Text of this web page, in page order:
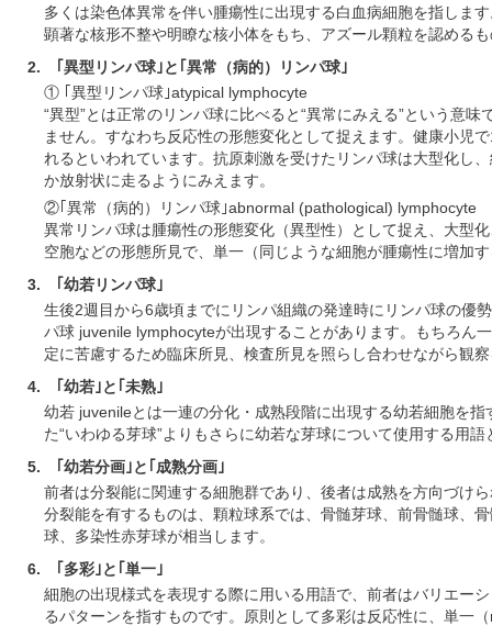
多くは染色体異常を伴い腫瘍性に出現する白血病細胞を指しま
顕著な核形不整や明瞭な核小体をもち、アズール顆粒を認める
2. ｢異型リンパ球｣と｢異常（病的）リンパ球｣
① ｢異型リンパ球｣atypical lymphocyte
“異型”とは正常のリンパ球に比べると“異常にみえる”という意
ません。すなわち反応性の形態変化として捉えます。健康小児
れるといわれています。抗原刺激を受けたリンパ球は大型化し
か放射状に走るようにみえます。
②｢異常（病的）リンパ球｣abnormal (pathological) lymphocyte
異常リンパ球は腫瘍性の形態変化（異型性）として捉え、大型
空胞などの形態所見で、単一（同じような細胞が腫瘍性に増加
3. ｢幼若リンパ球｣
生後2週目から6歳頃までにリンパ組織の発達時にリンパ球の優
パ球 juvenile lymphocyteが出現することがあります。もちろん
定に苦慮するため臨床所見、検査所見を照らし合わせながら観
4. ｢幼若｣と｢未熟｣
幼若 juvenileとは一連の分化・成熟段階に出現する幼若細胞を
た“いわゆる芽球”よりもさらに幼若な芽球について使用する用語
5. ｢幼若分画｣と｢成熟分画｣
前者は分裂能に関連する細胞群であり、後者は成熟を方向づけ
分裂能を有するものは、顆粒球系では、骨髄芽球、前骨髄球、
球、多染性赤芽球が相当します。
6. ｢多彩｣と｢単一｣
細胞の出現様式を表現する際に用いる用語で、前者はバリエー
るパターンを指すものです。原則として多彩は反応性に、単一